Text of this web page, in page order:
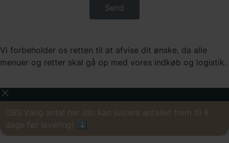
Send
Vi forbeholder os retten til at afvise dit ønske, da alle
menuer og retter skal gå op med vores indkøb og logistik.